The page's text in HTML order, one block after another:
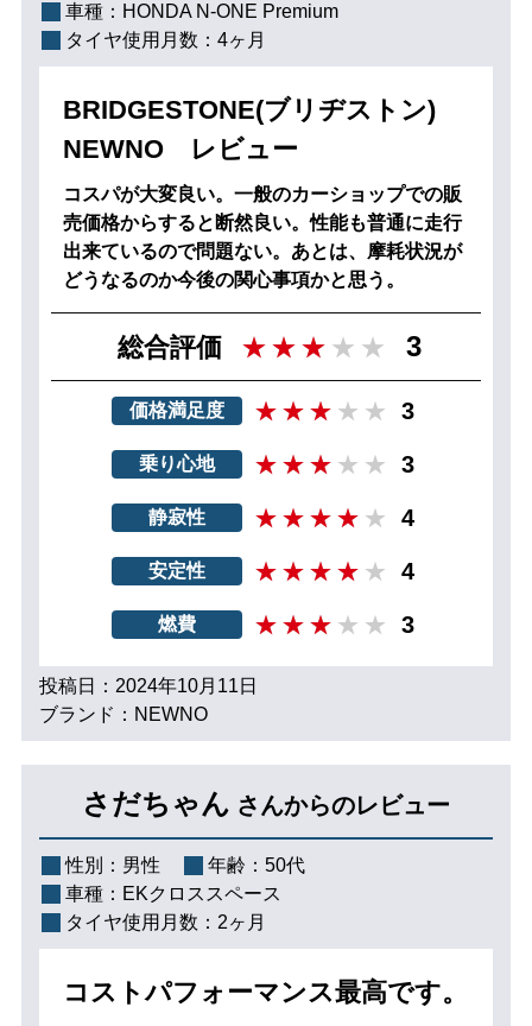
車種： HONDA N-ONE Premium
タイヤ使用月数： 4ヶ月
BRIDGESTONE(ブリヂストン)
NEWNO レビュー
コスパが大変良い。一般のカーショップでの販
売価格からすると断然良い。性能も普通に走行
出来ているので問題ない。あとは、摩耗状況が
どうなるのか今後の関心事項かと思う。
総合評価 3
価格満足度 3
乗り心地 3
静寂性 4
安定性 4
燃費 3
投稿日：2024年10月11日
ブランド：NEWNO
さだちゃん さんからのレビュー
性別： 男性 年齢： 50代
車種： EKクロススペース
タイヤ使用月数： 2ヶ月
コストパフォーマンス最高です。